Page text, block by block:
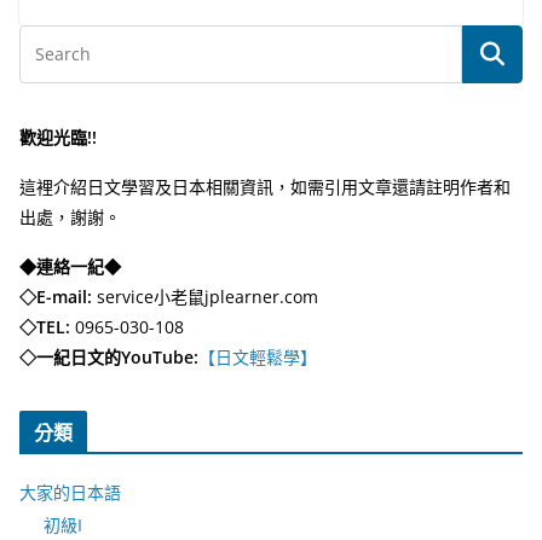
歡迎光臨!!
這裡介紹日文學習及日本相關資訊，如需引用文章還請註明作者和
出處，謝謝。
◆連絡一紀◆
◇E-mail: service小老鼠jplearner.com
◇TEL: 0965-030-108
◇一紀日文的YouTube: 【日文輕鬆學】
分類
大家的日本語
初級I